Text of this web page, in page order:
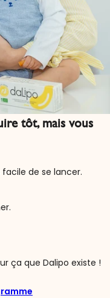
tôt, mais vous
de se lancer.
ça que Dalipo existe !